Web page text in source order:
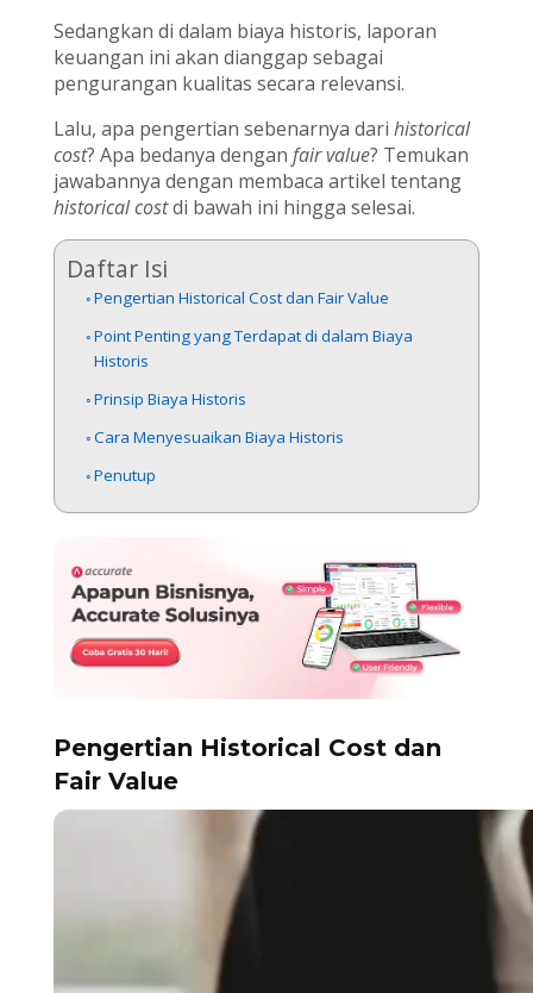
Sedangkan di dalam biaya historis, laporan
keuangan ini akan dianggap sebagai
pengurangan kualitas secara relevansi.
Lalu, apa pengertian sebenarnya dari historical
cost? Apa bedanya dengan fair value? Temukan
jawabannya dengan membaca artikel tentang
historical costdi bawah ini hingga selesai.
Daftar Isi
Pengertian Historical Cost dan Fair Value
Point Penting yang Terdapat di dalam Biaya
Historis
Prinsip Biaya Historis
Cara Menyesuaikan Biaya Historis
Penutup
Pengertian Historical Cost dan
Fair Value